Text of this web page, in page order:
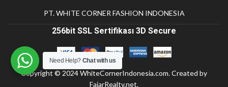
PT. WHITE CORNER FASHION INDONESIA
256bit SSL Sertifikası 3D Secure
Copyright © 2024WhiteCornerIndonesia.com. Created by
FajarRealty.net.
Need Help? Chat with us